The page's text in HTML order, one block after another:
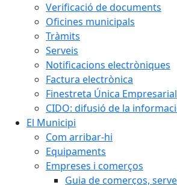
Verificació de documents
Oficines municipals
Tràmits
Serveis
Notificacions electròniques
Factura electrònica
Finestreta Única Empresarial
CIDO: difusió de la
El Municipi
Com arribar-hi
Equipaments
Empreses i comerços
Guia de comerços,